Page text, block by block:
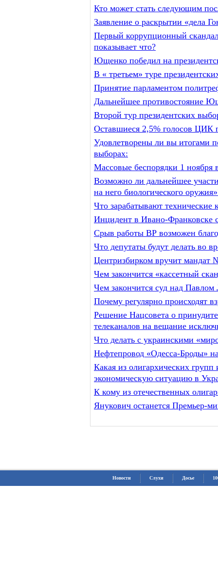
Кто может стать следующим
Заявление о раскрытии «дела
Первый коррупционный
показывает что?
Ющенко победил на
В « третьем» туре
Принятие парламентом
Дальнейшее противостояние
Второй тур президентских
Оставшиеся 2,5% голосов ЦИК
Удовлетворены ли вы итогами
выборах:
Массовые беспорядки 1 ноября
Возможно ли дальнейшее
на него биологического
Что зарабатывают
Инцидент в Ивано-Франковске
Срыв работы ВР возможен
Что депутаты будут делать во
Центризбирком вручит мандат
Чем закончится «кассетный
Чем закончится суд над Павлом
Почему регулярно происходят
Решение Нацсовета о
телеканалов на вещание
Что делать с украинскими
Нефтепровод «Одесса-Броды»
Какая из олигархических
экономическую ситуацию в
К кому из отечественных
Янукович останется Премьер-
Новости Слухи Досье